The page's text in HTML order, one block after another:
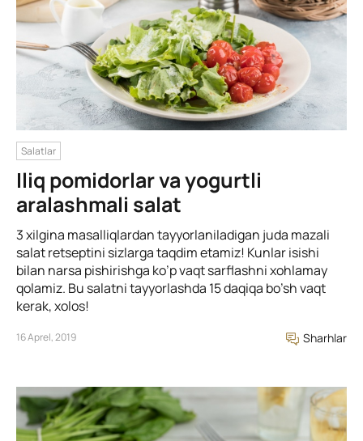
Salatlar
Iliq pomidorlar va yogurtli
aralashmali salat
3 xilgina masalliqlardan tayyorlaniladigan juda mazali
salat retseptini sizlarga taqdim etamiz! Kunlar isishi
bilan narsa pishirishga ko’p vaqt sarflashni xohlamay
qolamiz. Bu salatni tayyorlashda 15 daqiqa bo’sh vaqt
kerak, xolos!
16 Aprel, 2019 Sharhlar